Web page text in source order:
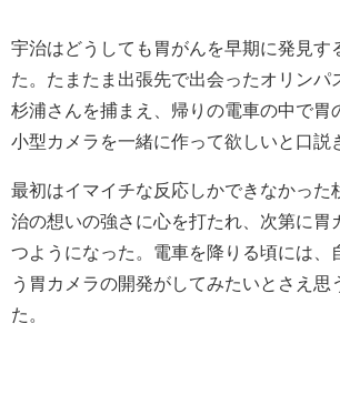
宇治はどうしても胃がんを早期に発見す
た。たまたま出張先で出会ったオリンパ
杉浦さんを捕まえ、帰りの電車の中で胃
小型カメラを一緒に作って欲しいと口説
最初はイマイチな反応しかできなかった
治の想いの強さに心を打たれ、次第に胃
つようになった。電車を降りる頃には、
う胃カメラの開発がしてみたいとさえ思
た。